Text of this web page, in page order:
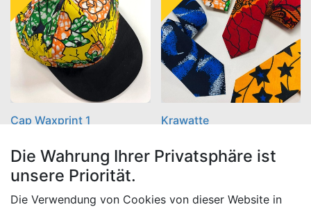
Cap Waxprint 1
9,50€
7,00€
(7,00
€ /
Stück)
Krawatte
9,50€ 5,00
Die Wahrung Ihrer Privatsphäre ist
unsere Priorität.
Die Verwendung von Cookies von dieser Website in